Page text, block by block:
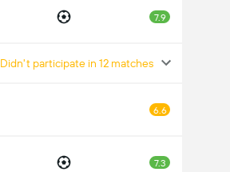
7.9
Didn't participate in 12 matches
6.6
7.3